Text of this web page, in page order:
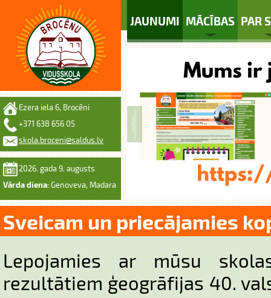
JAUNUMI MĀCĪBAS PAR
Ezera iela 6, Brocēni
+371 638 656 05
skola.broceni@saldus.lv
2026. gada 9. augusts
Vārda diena: Genoveva, Madara
Sveicam un priecājamies
Lepojamies ar mūsu
rezultātiem ģeogrāfijas 40.